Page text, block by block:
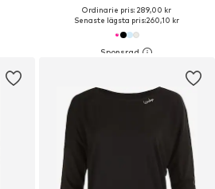
Ordinarie pris: 289,00 kr
Senaste lägsta pris:260,10 kr